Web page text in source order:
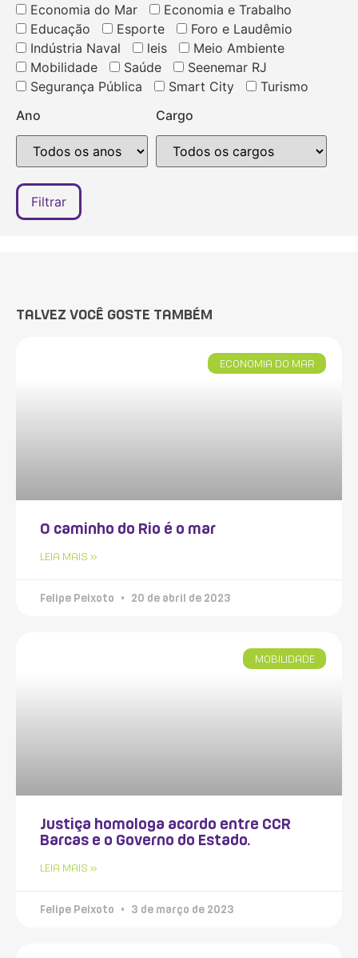
Economia do Mar
Economia e Trabalho
Educação
Esporte
Foro e Laudêmio
Indústria Naval
leis
Meio Ambiente
Mobilidade
Saúde
Seenemar RJ
Segurança Pública
Smart City
Turismo
Ano
Cargo
TALVEZ VOCÊ GOSTE TAMBÉM
ECONOMIA DO MAR
O caminho do Rio é o mar
LEIA MAIS »
Felipe Peixoto 20 de abril de 2023
MOBILIDADE
Justiça homologa acordo entre CCR
Barcas e o Governo do Estado.
LEIA MAIS »
Felipe Peixoto 3 de março de 2023